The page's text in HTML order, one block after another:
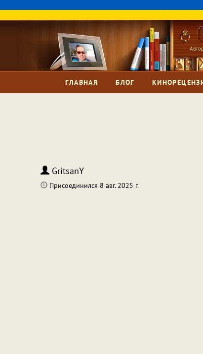
ГЛАВНАЯ БЛОГ
GritsanY
Присоединился 8 авг. 2025 г.